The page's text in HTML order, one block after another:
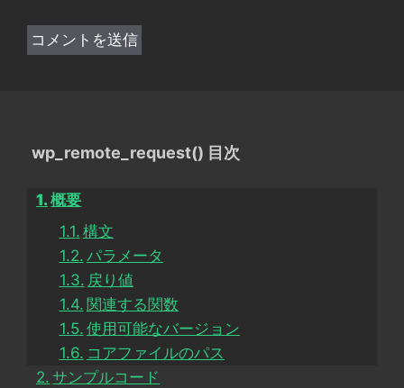
wp_remote_request() 目次
概要
構文
パラメータ
戻り値
関連する関数
使用可能なバージョン
コアファイルのパス
サンプルコード